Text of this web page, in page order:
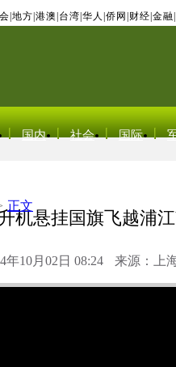
地方 港澳 台湾 华人 侨网 财经 金融
国内 社会 国际
正文
机悬挂国旗飞越浦
年10月02日 08:24 来源：上